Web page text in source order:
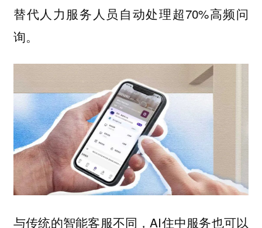
替代人力服务人员自动处理超70%高频问
询。
与传统的智能客服不同，AI住中服务也可以